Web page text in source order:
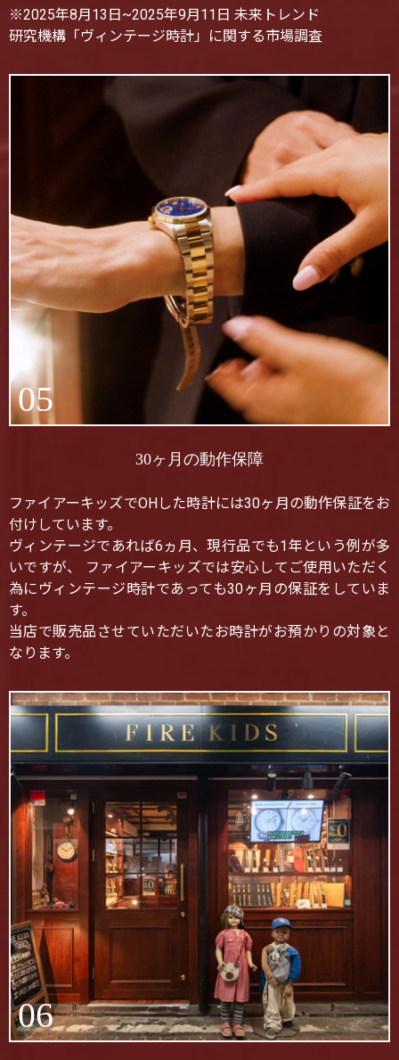
※2025年8月13日~2025年9月11日 未来トレンド
研究機構「ヴィンテージ時計」に関する市場調査
05
30ヶ月の動作保障
ファイアーキッズでOHした時計には30ヶ月の動作保証をお
付けしています。
ヴィンテージであれば6ヵ月、現行品でも1年という例が多
いですが、 ファイアーキッズでは安心してご使用いただく
為にヴィンテージ時計であっても30ヶ月の保証をしていま
す。
当店で販売品させていただいたお時計がお預かりの対象と
なります。
06